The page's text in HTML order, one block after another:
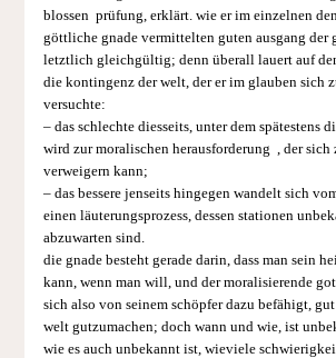
blossen prü­fung, erklärt. wie er im einzelnen
göttliche gnade ver­mittelten guten ausgang der
letztlich gleichgültig; denn überall lauert auf
die kontingenz der welt, der er im glauben sich
versuchte:
– das schlechte diesseits, unter dem spätestens
wird zur moralischen herausforderung , der sich
verweigern kann;
– das bessere jenseits hingegen wandelt sich
einen läuterungsprozess, dessen stationen
abzuwarten sind.
die gnade besteht gerade darin, dass man sein
kann, wenn man will, und der moralisierende
sich also von seinem schöpfer dazu befähigt,
welt gutzumachen; doch wann und wie, ist
wie es auch unbekannt ist, wieviele